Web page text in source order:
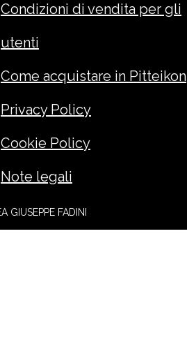
Condizioni di vendita per gli
utenti
Come acquistare in Pitteikon
Privacy Policy
Cookie Policy
Note legali
FADINI